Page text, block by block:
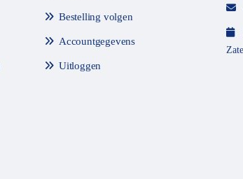
Bestelling volgen
Accountgegevens
Uitloggen